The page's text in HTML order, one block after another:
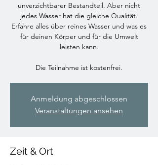
unverzichtbarer Bestandteil. Aber nicht
jedes Wasser hat die gleiche Qualität.
Erfahre alles über reines Wasser und was es
für deinen Körper und für die Umwelt
leisten kann.
Die Teilnahme ist kostenfrei.
Anmeldung abgeschlossen
Veranstaltungen ansehen
Zeit & Ort